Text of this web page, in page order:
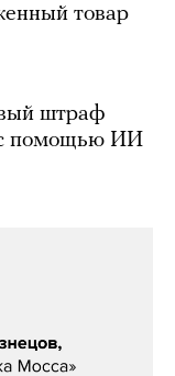
товар
штраф
с помощью ИИ